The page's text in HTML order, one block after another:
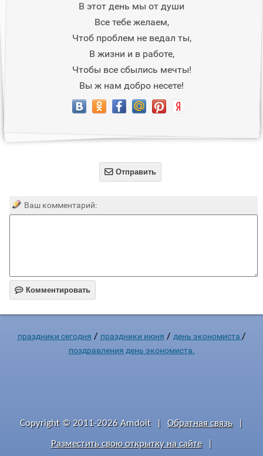
В этот день мы от души
Все тебе желаем,
Чтоб проблем не ведал ты,
В жизни и в работе,
Чтобы все сбылись мечты!
Вы ж нам добро несете!
 Отправить
Ваш комментарий:
 Комментировать
праздники сегодня / праздники июня / день экономиста /
поздравления день экономиста.
Copyright © 2011-2026 Amdoit Обратная связь
Разместить свою открытку на сайте